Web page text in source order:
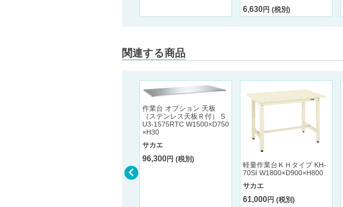
6,630円 (税別)
関連する商品
作業台 オプション 天板
（ステンレス天板Ｒ付） S
U3-1575RTC W1500×D750
×H30
サカエ
96,300円 (税別)
軽量作業台ＫＨタイプ KH-
70SI W1800×D900×H800
サカエ
61,000円 (税別)